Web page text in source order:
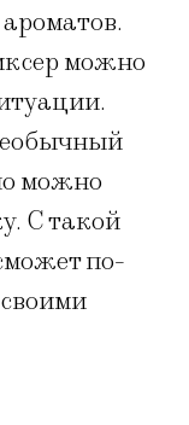
можно
можно
С такой
по-